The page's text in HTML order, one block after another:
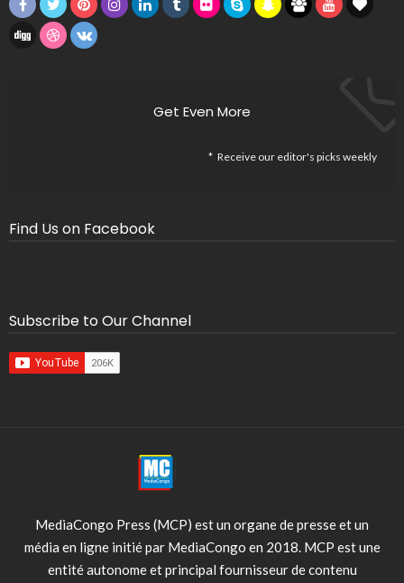
Get Even More
Receive our editor's picks weekly
Find Us on Facebook
Subscribe to Our Channel
MediaCongo Press (MCP) est un organe de presse et un
média en ligne initié par MediaCongo en 2018. MCP est une
entité autonome et principal fournisseur de contenu